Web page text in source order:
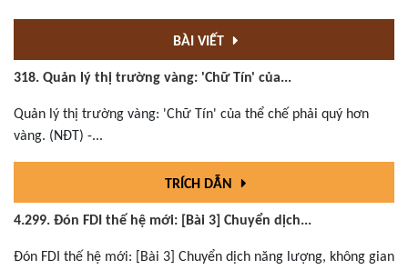
BÀI VIẾT
318. Quản lý thị trường vàng: 'Chữ Tín' của...
Quản lý thị trường vàng: 'Chữ Tín' của thể chế phải quý hơn
vàng. (NĐT) -...
TRÍCH DẪN
4.299. Đón FDI thế hệ mới: [Bài 3] Chuyển dịch...
Đón FDI thế hệ mới: [Bài 3] Chuyển dịch năng lượng, không gian